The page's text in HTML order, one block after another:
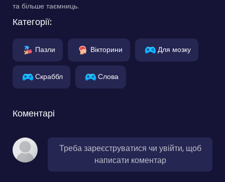
та більше таємниць.
Категорії:
Пазли Вікторини Для мозку
Скраббл Слова
Коментарі
Треба зареєструватися чи увійти, щоб
написати коментар